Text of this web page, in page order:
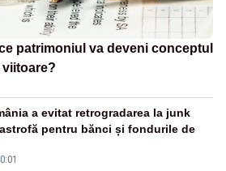
patrimoniul va deveni conceptul
a evitat retrogradarea la junk
pentru bănci și fondurile de